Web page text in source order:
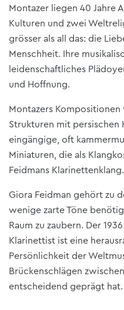
Montazer liegen 40 Jahre
Kulturen und zwei
grösser als all das: die
Menschheit. Ihre
leidenschaftliches
und Hoffnung.
Montazers Kompositionen
Strukturen mit persischen
eingängige, oft
Miniaturen, die als
Feidmans Klarinettenklang.
Giora Feidman gehört zu
wenige zarte Töne
Raum zu zaubern. Der
Klarinettist ist eine
Persönlichkeit der
Brückenschlägen
entscheidend geprägt hat.